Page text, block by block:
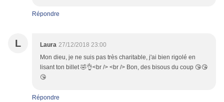
Répondre
L Laura 27/12/2018 23:00
Mon dieu, je ne suis pas très charitable, j'ai bien rigolé en
lisant ton billet 🤣👌<br /> <br /> Bon, des bisous du coup 😘😘
😘
Répondre